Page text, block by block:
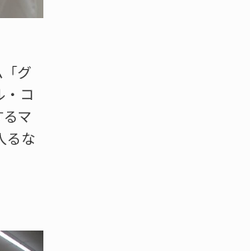
グ
・コ
マ
るな